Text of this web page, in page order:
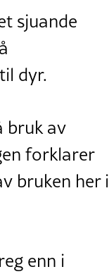
sjuande
dyr.
bruk av
forklarer
bruken her i
enn i